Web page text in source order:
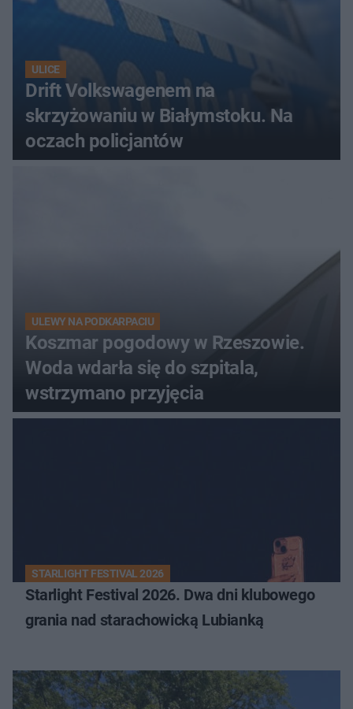
ULICE
Drift Volkswagenem na
skrzyżowaniu w Białymstoku. Na
oczach policjantów
ULEWY NA PODKARPACIU
Koszmar pogodowy w Rzeszowie.
Woda wdarła się do szpitala,
wstrzymano przyjęcia
STARLIGHT FESTIVAL 2026
Starlight Festival 2026. Dwa dni klubowego
grania nad starachowicką Lubianką